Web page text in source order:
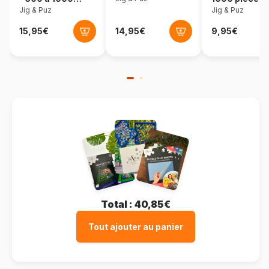
Matière primaire Bois
pièces
Jig & Puz Jig & Puz
Total : 40,85€
Tout ajouter au panier